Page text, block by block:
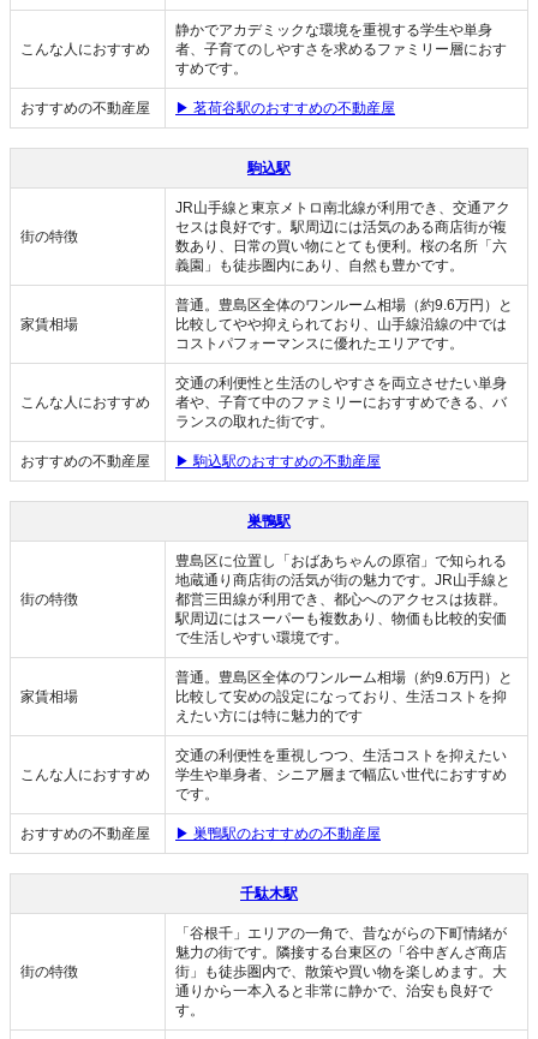
こんな人におすすめ
静かでアカデミックな環境を重視する学生や単身
者、子育てのしやすさを求めるファミリー層におす
すめです。
おすすめの不動産屋 ▶ 茗荷谷駅のおすすめの不動産屋
駒込駅
街の特徴
JR山手線と東京メトロ南北線が利用でき、交通アク
セスは良好です。駅周辺には活気のある商店街が複
数あり、日常の買い物にとても便利。桜の名所「六
義園」も徒歩圏内にあり、自然も豊かです。
家賃相場
普通。豊島区全体のワンルーム相場（約9.6万円）と
比較してやや抑えられており、山手線沿線の中では
コストパフォーマンスに優れたエリアです。
こんな人におすすめ
交通の利便性と生活のしやすさを両立させたい単身
者や、子育て中のファミリーにおすすめできる、バ
ランスの取れた街です。
おすすめの不動産屋 ▶ 駒込駅のおすすめの不動産屋
巣鴨駅
街の特徴
豊島区に位置し「おばあちゃんの原宿」で知られる
地蔵通り商店街の活気が街の魅力です。JR山手線と
都営三田線が利用でき、都心へのアクセスは抜群。
駅周辺にはスーパーも複数あり、物価も比較的安価
で生活しやすい環境です。
家賃相場
普通。豊島区全体のワンルーム相場（約9.6万円）と
比較して安めの設定になっており、生活コストを抑
えたい方には特に魅力的です
こんな人におすすめ
交通の利便性を重視しつつ、生活コストを抑えたい
学生や単身者、シニア層まで幅広い世代におすすめ
です。
おすすめの不動産屋 ▶ 巣鴨駅のおすすめの不動産屋
千駄木駅
街の特徴
「谷根千」エリアの一角で、昔ながらの下町情緒が
魅力の街です。隣接する台東区の「谷中ぎんざ商店
街」も徒歩圏内で、散策や買い物を楽しめます。大
通りから一本入ると非常に静かで、治安も良好で
す。